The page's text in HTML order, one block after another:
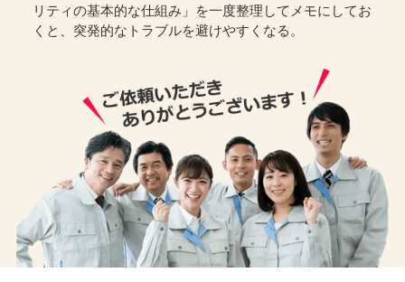
リティの基本的な仕組み」を一度整理してメモにしてお
くと、突発的なトラブルを避けやすくなる。